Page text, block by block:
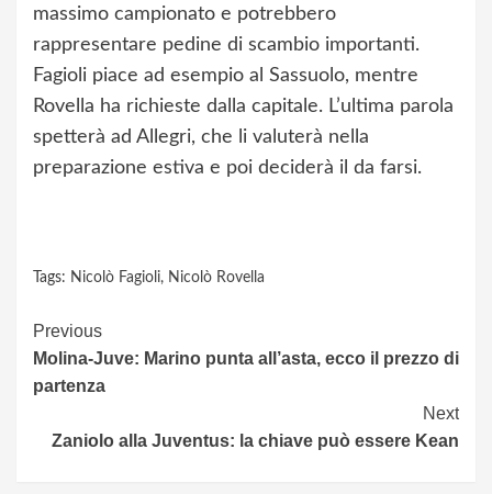
massimo campionato e potrebbero
rappresentare pedine di scambio importanti.
Fagioli piace ad esempio al Sassuolo, mentre
Rovella ha richieste dalla capitale. L’ultima parola
spetterà ad Allegri, che li valuterà nella
preparazione estiva e poi deciderà il da farsi.
Tags: Nicolò Fagioli, Nicolò Rovella
Continue
Reading
Previous
Molina-Juve: Marino punta all’asta, ecco il prezzo di
partenza
Next
Zaniolo alla Juventus: la chiave può essere Kean